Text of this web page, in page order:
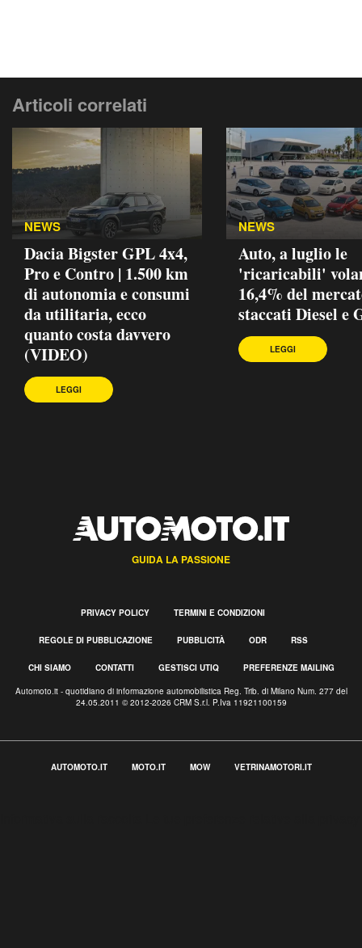
Articoli correlati
NEWS
Dacia Bigster GPL 4x4,
Pro e Contro | 1.500 km
di autonomia e consumi
da utilitaria, ecco
quanto costa davvero
(VIDEO)
LEGGI
NEWS
Auto, a luglio le
'ricaricabili'
16,4% del
staccati Diesel e
LEGGI
GUIDA LA PASSIONE
PRIVACY POLICY TERMINI E CONDIZIONI
REGOLE DI PUBBLICAZIONE PUBBLICITÀ ODR RSS
CHI SIAMO CONTATTI GESTISCI UTIQ PREFERENZE MAILING
Automoto.it - quotidiano di informazione automobilistica Reg. Trib. di Milano Num. 277 del
24.05.2011 © 2012-2026 CRM S.r.l. P.Iva 11921100159
AUTOMOTO.IT MOTO.IT MOW VETRINAMOTORI.IT